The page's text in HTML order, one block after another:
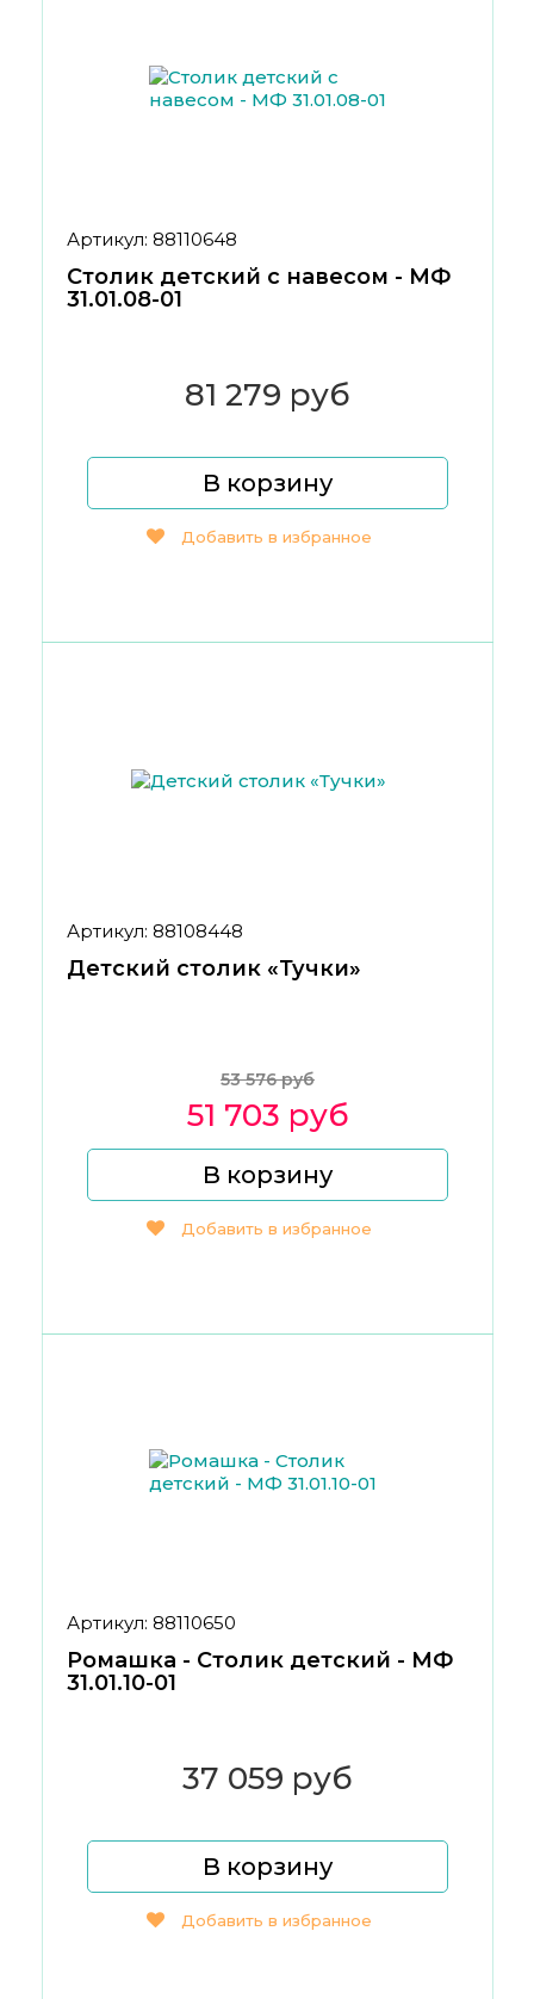
Артикул: 88110648
Столик детский с навесом - МФ
31.01.08-01
81 279 руб
В корзину
Добавить в избранное
Артикул: 88108448
Детский столик «Тучки»
53 576 руб
51 703 руб
В корзину
Добавить в избранное
Артикул: 88110650
Ромашка - Столик детский - МФ
31.01.10-01
37 059 руб
В корзину
Добавить в избранное